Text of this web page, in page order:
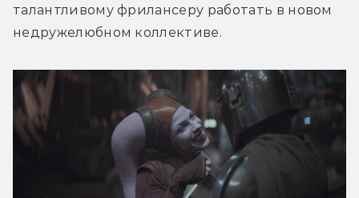
талантливому фрилансеру работать в новом
недружелюбном коллективе.